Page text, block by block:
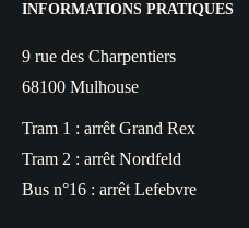
INFORMATIONS PRATIQUES
9 rue des Charpentiers
68100 Mulhouse
Tram 1 : arrêt Grand Rex
Tram 2 : arrêt Nordfeld
Bus n°16 : arrêt Lefebvre